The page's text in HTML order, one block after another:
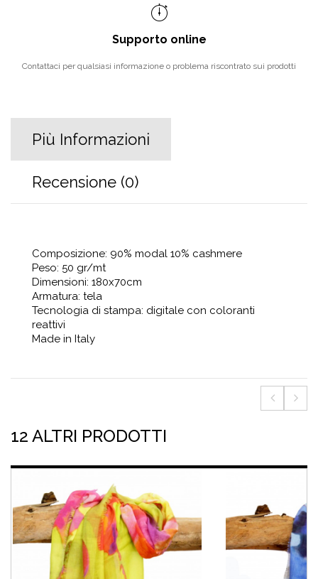
Supporto online
Contattaci per qualsiasi informazione o problema riscontrato sui prodotti
Più Informazioni
Recensione (0)
Composizione: 90% modal 10% cashmere
Peso: 50 gr/mt
Dimensioni: 180x70cm
Armatura: tela
Tecnologia di stampa: digitale con coloranti
reattivi
Made in Italy
12 ALTRI PRODOTTI